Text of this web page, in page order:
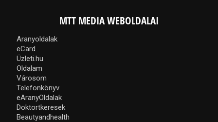
MTT MEDIA WEBOLDALAI
Aranyoldalak
eCard
Üzleti.hu
Oldalam
Városom
Telefonkönyv
eAranyOldalak
Doktortkeresek
Beautyandhealth